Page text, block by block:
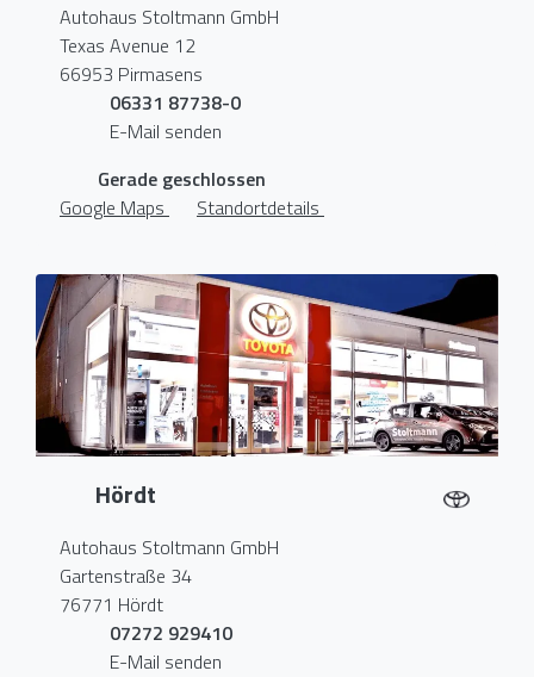
Autohaus Stoltmann GmbH
Texas Avenue 12
66953 Pirmasens
06331 87738-0
E-Mail senden
Gerade geschlossen
Google Maps
Standortdetails
Hördt
Autohaus Stoltmann GmbH
Gartenstraße 34
76771 Hördt
07272 929410
E-Mail senden